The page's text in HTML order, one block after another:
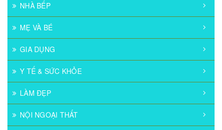
NHÀ BẾP
MẸ VÀ BÉ
GIA DỤNG
Y TẾ & SỨC KHỎE
LÀM ĐẸP
NỘI NGOẠI THẤT